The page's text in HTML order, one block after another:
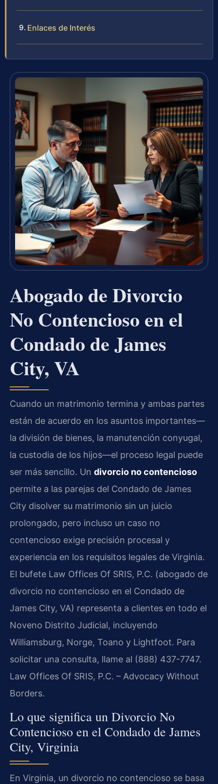
Enlaces de Interés
Abogado de Divorcio
No Contencioso en el
Condado de James
City, VA
Cuando un matrimonio termina y ambas partes
están de acuerdo en los asuntos importantes—
la división de bienes, la manutención conyugal,
la custodia de los hijos—el proceso legal puede
ser más sencillo. Un divorcio no contencioso
permite a las parejas del Condado de James
City disolver su matrimonio sin un juicio
prolongado, pero incluso un caso no
contencioso exige precisión procesal y
experiencia en los requisitos legales de Virginia.
El bufete Law Offices Of SRIS, P.C. (abogado de
divorcio no contencioso en el Condado de
James City, VA) representa a clientes en todo el
Noveno Distrito Judicial, incluyendo
Williamsburg, Norge, Toano y Lightfoot. Para
solicitar una consulta, llame al (888) 437-7747.
Law Offices Of SRIS, P.C. – Advocacy Without
Borders.
Lo que significa un Divorcio No
Contencioso en el Condado de James
City, Virginia
En Virginia, un divorcio no contencioso se basa